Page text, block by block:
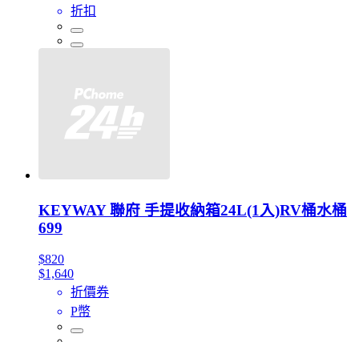
折扣
KEYWAY 聯府 手提收納箱24L(1入)RV桶水桶
699
$820
$1,640
折價券
P幣